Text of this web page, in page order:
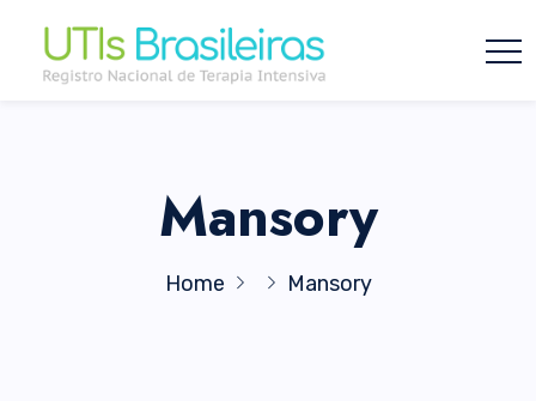
Mansory
Home Mansory